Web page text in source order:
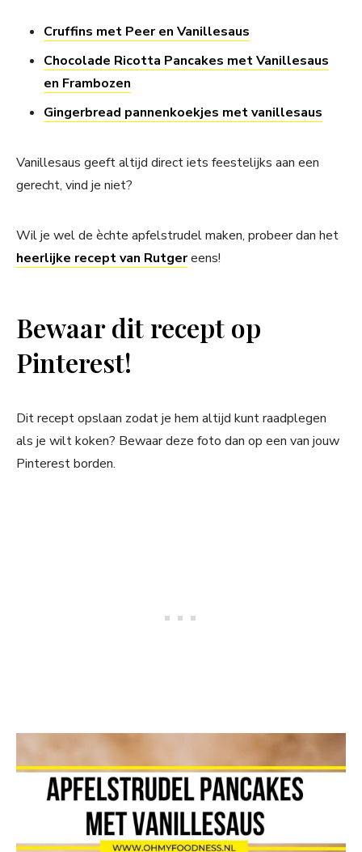
Cruffins met Peer en Vanillesaus
Chocolade Ricotta Pancakes met Vanillesaus
en Frambozen
Gingerbread pannenkoekjes met vanillesaus
Vanillesaus geeft altijd direct iets feestelijks aan een
gerecht, vind je niet?
Wil je wel de èchte apfelstrudel maken, probeer dan het
heerlijke recept van Rutgereens!
Bewaar dit recept op
Pinterest!
Dit recept opslaan zodat je hem altijd kunt raadplegen
als je wilt koken? Bewaar deze foto dan op een van jouw
Pinterest borden.